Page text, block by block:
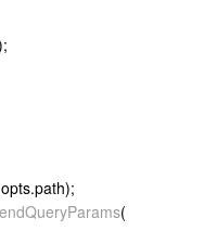
path);
(